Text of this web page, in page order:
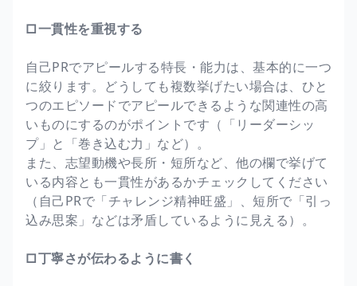
□一貫性を重視する
自己PRでアピールする特長・能力は、基本的に一つ
に絞ります。どうしても複数挙げたい場合は、ひと
つのエピソードでアピールできるような関連性の高
いものにするのがポイントです（「リーダーシッ
プ」と「巻き込む力」など）。
また、志望動機や長所・短所など、他の欄で挙げて
いる内容とも一貫性があるかチェックしてください
（自己PRで「チャレンジ精神旺盛」、短所で「引っ
込み思案」などは矛盾しているように見える）。
□丁寧さが伝わるように書く